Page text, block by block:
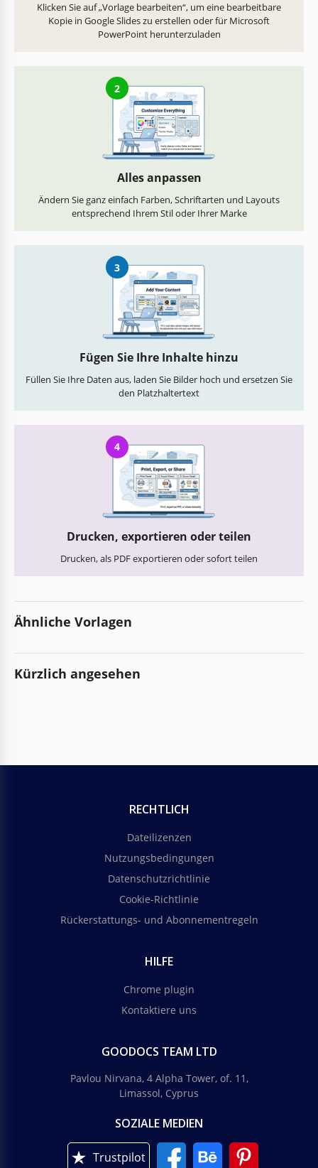
Klicken Sie auf „Vorlage bearbeiten“, um eine bearbeitbare
Kopie in Google Slides zu erstellen oder für Microsoft
PowerPoint herunterzuladen
2
Alles anpassen
Ändern Sie ganz einfach Farben, Schriftarten und Layouts
entsprechend Ihrem Stil oder Ihrer Marke
3
Fügen Sie Ihre Inhalte hinzu
Füllen Sie Ihre Daten aus, laden Sie Bilder hoch und ersetzen Sie
den Platzhaltertext
4
Drucken, exportieren oder teilen
Drucken, als PDF exportieren oder sofort teilen
Ähnliche Vorlagen
Kürzlich angesehen
RECHTLICH
Dateilizenzen
Nutzungsbedingungen
Datenschutzrichtlinie
Cookie-Richtlinie
Rückerstattungs- und Abonnementregeln
HILFE
Chrome plugin
Kontaktiere uns
GOODOCS TEAM LTD
Pavlou Nirvana, 4 Alpha Tower, of. 11,
Limassol, Cyprus
SOZIALE MEDIEN
Trustpilot